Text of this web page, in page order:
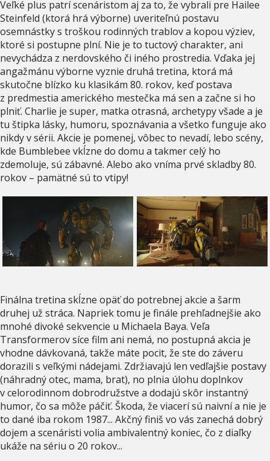
Veľké plus patrí scenáristom aj za to, že vybrali pre Hailee
Steinfeld (ktorá hrá výborne) uveriteľnú postavu
osemnástky s troškou rodinných trablov a kopou výziev,
ktoré si postupne plní. Nie je to tuctový charakter, ani
nevychádza z nerdovského či iného prostredia. Vďaka jej
angažmánu výborne vyznie druhá tretina, ktorá má
skutočne blízko ku klasikám 80. rokov, keď postava
z predmestia amerického mestečka má sen a začne si ho
plniť. Charlie je super, matka otrasná, archetypy všade a je
tu štipka lásky, humoru, spoznávania a všetko funguje ako
nikdy v sérii. Akcie je pomenej, vôbec to nevadí, lebo scény,
kde Bumblebee vkĺzne do domu a takmer celý ho
zdemoluje, sú zábavné. Alebo ako vníma prvé skladby 80.
rokov – pamätné sú to vtipy!
Finálna tretina skĺzne opäť do potrebnej akcie a šarm
druhej už stráca. Napriek tomu je finále prehľadnejšie ako
mnohé divoké sekvencie u Michaela Baya. Veľa
Transformerov síce film ani nemá, no postupná akcia je
vhodne dávkovaná, takže máte pocit, že ste do záveru
dorazili s veľkými nádejami. Zdržiavajú len vedľajšie postavy
(náhradný otec, mama, brat), no plnia úlohu doplnkov
v celorodinnom dobrodružstve a dodajú skôr instantný
humor, čo sa môže páčiť. Škoda, že viacerí sú naivní a nie je
to dané iba rokom 1987... Akčný finiš vo vás zanechá dobrý
dojem a scenáristi volia ambivalentný koniec, čo z diaľky
ukáže na sériu o 20 rokov...